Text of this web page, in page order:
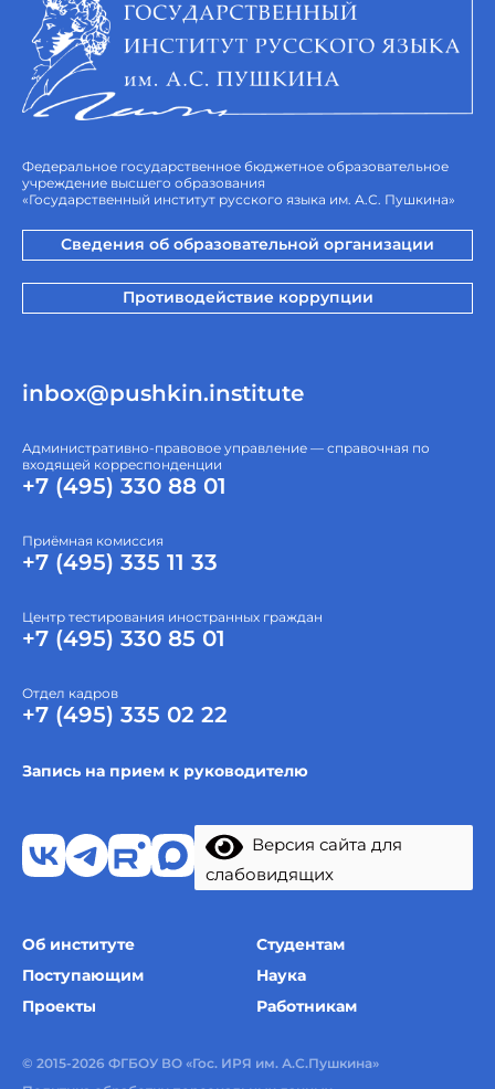
Федеральное государственное бюджетное образовательное
учреждение высшего образования
«Государственный институт русского языка им. А.С. Пушкина»
Сведения об образовательной организации
Противодействие коррупции
inbox@pushkin.institute
Административно-правовое управление — справочная по
входящей корреспонденции
+7 (495) 330 88 01
Приёмная комиссия
+7 (495) 335 11 33
Центр тестирования иностранных граждан
+7 (495) 330 85 01
Отдел кадров
+7 (495) 335 02 22
Запись на прием к руководителю
Версия сайта для
слабовидящих
Об институте
Студентам
Поступающим
Наука
Проекты
Работникам
© 2015-2026 ФГБОУ ВО «Гос. ИРЯ им. А.С.Пушкина»